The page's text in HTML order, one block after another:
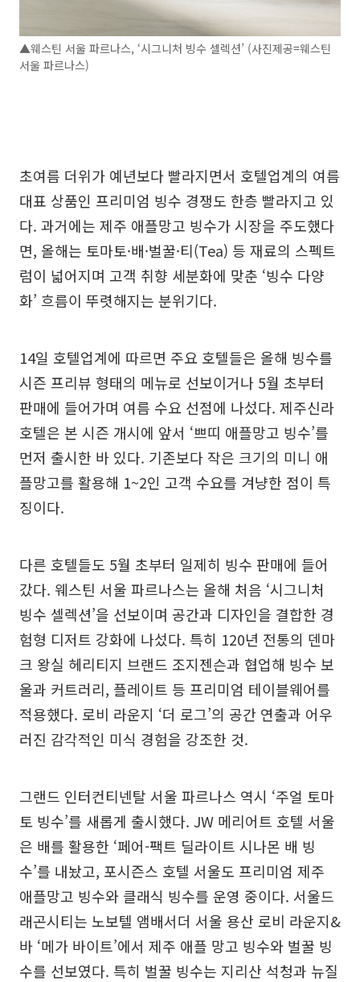
▲웨스틴 서울 파르나스, ‘시그니처 빙수 셀렉션’ (사진제공=웨스틴
서울 파르나스)
초여름 더위가 예년보다 빨라지면서 호텔업계의 여름
대표 상품인 프리미엄 빙수 경쟁도 한층 빨라지고 있
다. 과거에는 제주 애플망고 빙수가 시장을 주도했다
면, 올해는 토마토·배·벌꿀·티(Tea) 등 재료의 스펙트
럼이 넓어지며 고객 취향 세분화에 맞춘 ‘빙수 다양
화’ 흐름이 뚜렷해지는 분위기다.
14일 호텔업계에 따르면 주요 호텔들은 올해 빙수를
시즌 프리뷰 형태의 메뉴로 선보이거나 5월 초부터
판매에 들어가며 여름 수요 선점에 나섰다. 제주신라
호텔은 본 시즌 개시에 앞서 ‘쁘띠 애플망고 빙수’를
먼저 출시한 바 있다. 기존보다 작은 크기의 미니 애
플망고를 활용해 1~2인 고객 수요를 겨냥한 점이 특
징이다.
다른 호텔들도 5월 초부터 일제히 빙수 판매에 들어
갔다. 웨스틴 서울 파르나스는 올해 처음 ‘시그니처
빙수 셀렉션’을 선보이며 공간과 디자인을 결합한 경
험형 디저트 강화에 나섰다. 특히 120년 전통의 덴마
크 왕실 헤리티지 브랜드 조지젠슨과 협업해 빙수 보
울과 커트러리, 플레이트 등 프리미엄 테이블웨어를
적용했다. 로비 라운지 ‘더 로그’의 공간 연출과 어우
러진 감각적인 미식 경험을 강조한 것.
그랜드 인터컨티넨탈 서울 파르나스 역시 ‘주얼 토마
토 빙수’를 새롭게 출시했다. JW 메리어트 호텔 서울
은 배를 활용한 ‘페어-팩트 딜라이트 시나몬 배 빙
수’를 내놨고, 포시즌스 호텔 서울도 프리미엄 제주
애플망고 빙수와 클래식 빙수를 운영 중이다. 서울드
래곤시티는 노보텔 앰배서더 서울 용산 로비 라운지&
바 ‘메가 바이트’에서 제주 애플 망고 빙수와 벌꿀 빙
수를 선보였다. 특히 벌꿀 빙수는 지리산 석청과 뉴질